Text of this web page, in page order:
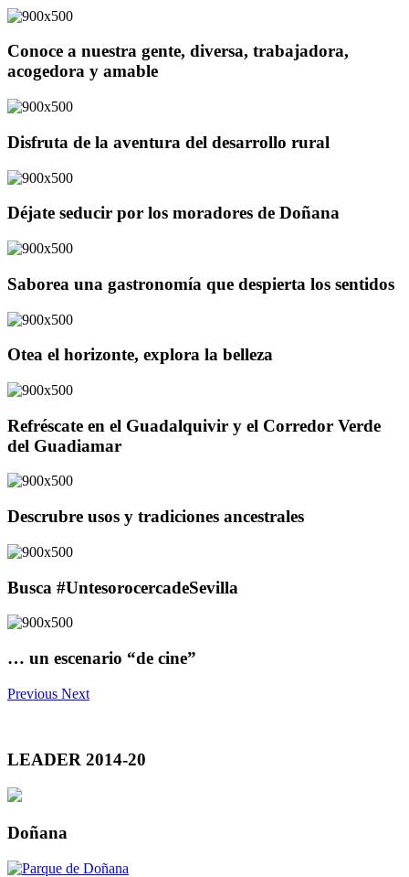
Conoce a nuestra gente, diversa, trabajadora,
acogedora y amable
Disfruta de la aventura del desarrollo rural
Déjate seducir por los moradores de Doñana
Saborea una gastronomía que despierta los sentidos
Otea el horizonte, explora la belleza
Refréscate en el Guadalquivir y el Corredor Verde
del Guadiamar
Descrubre usos y tradiciones ancestrales
Busca #UntesorocercadeSevilla
… un escenario “de cine”
Previous Next
LEADER 2014-20
Doñana